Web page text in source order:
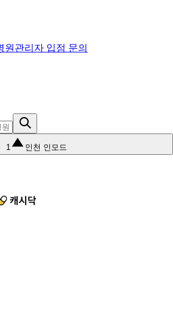
원관리자 입점 문의
1 인천 인모드